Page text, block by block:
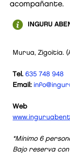
acompañante.
INGURU
Murua, Zigoitia.
Tel. 635 748 948
Email:
Web
*Mínimo 6
Bajo reserva